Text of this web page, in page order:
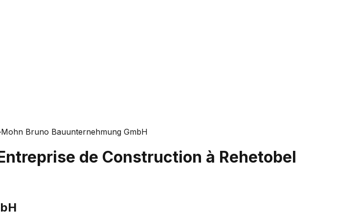
Mohn Bruno Bauunternehmung GmbH
de Construction à Rehetobel